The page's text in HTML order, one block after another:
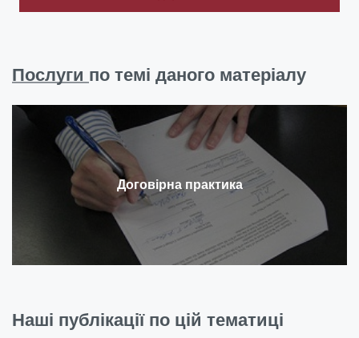
Послуги по темі даного матеріалу
Договірна практика
Наші публікації по цій тематиці